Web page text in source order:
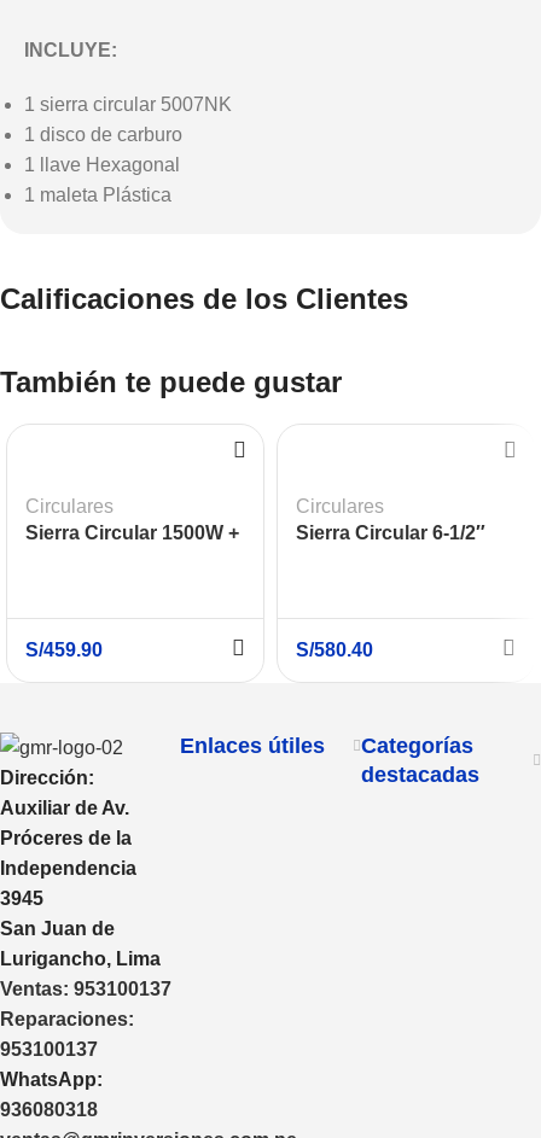
INCLUYE:
1 sierra circular 5007NK
1 disco de carburo
1 llave Hexagonal
1 maleta Plástica
Calificaciones de los Clientes
También te puede gustar
Circulares
Sierra Circular 1500W +
S/459.90
Circulares
Sierra Circular 6-1/2″
S/580.40
Dirección:
Auxiliar de Av.
Próceres de la
Independencia
3945
San Juan de
Lurigancho, Lima
Ventas: 953100137
Reparaciones:
953100137
WhatsApp:
936080318
Enlaces útiles
Categorías
destacadas